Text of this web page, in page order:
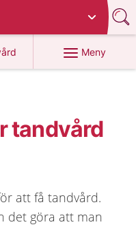
Meny
tandvård
att få tandvård.
det göra att man